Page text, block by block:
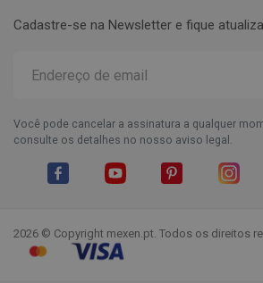
Cadastre-se na Newsletter e fique
Você pode cancelar a assinatura a qualquer
consulte os detalhes no nosso aviso legal.
2026 © Copyright mexen.pt. Todos os direitos